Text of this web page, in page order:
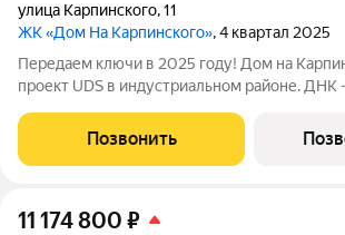
улица Карпинского,11
ЖК «Дом На Карпинского», 4 квартал 2025
Передаем ключи в 2025 году! Дом на
проект UDS в индустриальном районе.
ритм города. Комфортная среда для
реализации. Стильные фасады из
Позвонить
11 174 800 ₽